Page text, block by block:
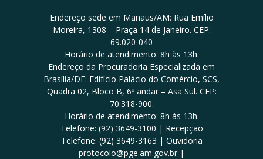
Endereço sede em Manaus/AM: Rua Emílio
Moreira, 1308 – Praça 14 de Janeiro. CEP:
69.020-040
Horário de atendimento: 8h às 13h.
Endereço da Procuradoria Especializada em
Brasília/DF: Edifício Palácio do Comércio, SCS,
Quadra 02, Bloco B, 6º andar – Asa Sul. CEP:
70.318-900.
Horário de atendimento: 8h às 13h.
Telefone: (92) 3649-3100 | Recepção
Telefone: (92) 3649-3163 | Ouvidoria
protocolo@pge.am.gov.br |